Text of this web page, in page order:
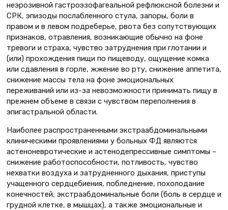
неэрозивной гастроэзофагеальной рефлюксной болезни и
СРК, эпизоды послабленного стула, запоры, боли в
правом и в левом подреберье, рвота без сопутствующих
признаков, отравления, возникающие обычно на фоне
тревоги и страха, чувство затруднения при глотании и
(или) прохождения пищи по пищеводу, ощущение комка
или сдавления в горле, жжение во рту, снижение аппетита,
снижение массы тела на фоне эмоциональных
переживаний или из-за невозможности принимать пищу в
прежнем объеме в связи с чувством переполнения в
эпигастральной области.
Наиболее распространенными экстраабдоминальными
клиническими проявлениями у больных ФД являются
астеноневротические и астенодепрессивные симптомы –
снижение работоспособности, потливость, чувство
нехватки воздуха и затрудненного дыхания, приступы
учащенного сердцебиения, побледнение, похолодание
конечностей, экстраабдоминальные боли (боль в сердце и
грудной клетке, в мышцах), а также эмоциональные и